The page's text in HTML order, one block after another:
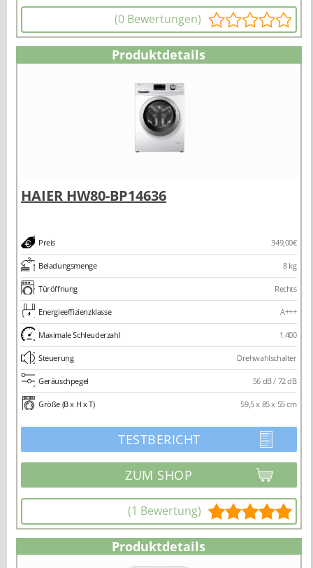
(0 Bewertungen)
Produktdetails
Preis 349,00€
Beladungsmenge 8 kg
Türöffnung Rechts
Energieeffizienzklasse A+++
Maximale Schleuderzahl 1.400
Steuerung Drehwahlschalter
Geräuschpegel 56 dB / 72 dB
Größe (B x H x T) 59,5 x 85 x 55 cm
TESTBERICHT
(1 Bewertung)
Produktdetails